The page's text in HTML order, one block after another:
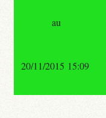
au
20/11/2015 15:09